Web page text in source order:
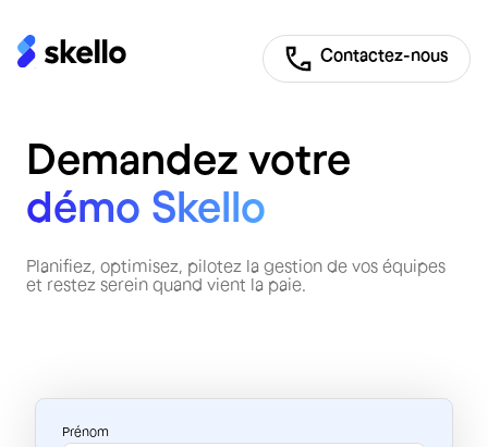
Contactez-nous
Demandez votre
démo Skello
Planifiez, optimisez, pilotez la gestion de vos équipes
et restez serein quand vient la paie.
Prénom